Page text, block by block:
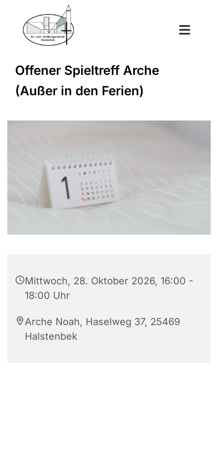
Offener Spieltreff Arche
(Außer in den Ferien)
Mittwoch, 28. Oktober 2026, 16:00 -
18:00 Uhr
Arche Noah, Haselweg 37, 25469
Halstenbek